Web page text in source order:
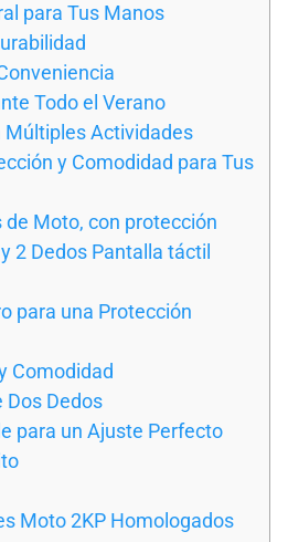
para Tus Manos
Todo el Verano
Múltiples Actividades
y Comodidad para Tus
de Moto, con protección
2 Dedos Pantalla táctil
para una Protección
Comodidad
Dos Dedos
para un Ajuste Perfecto
Moto 2KP Homologados